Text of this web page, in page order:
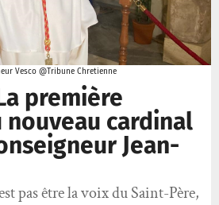
Vesco @Tribune Chretienne
première
cardinal
Jean-
pas être la voix du Saint-Père,